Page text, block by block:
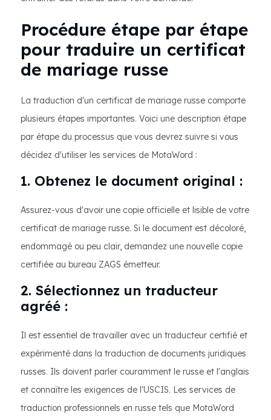
Procédure étape par étape
pour traduire un certificat
de mariage russe
La traduction d'un certificat de mariage russe comporte
plusieurs étapes importantes. Voici une description étape
par étape du processus que vous devrez suivre si vous
décidez d'utiliser les services de MotaWord :
1. Obtenez le document original :
Assurez-vous d'avoir une copie officielle et lisible de votre
certificat de mariage russe. Si le document est décoloré,
endommagé ou peu clair, demandez une nouvelle copie
certifiée au bureau ZAGS émetteur.
2. Sélectionnez un traducteur
agréé :
Il est essentiel de travailler avec un traducteur certifié et
expérimenté dans la traduction de documents juridiques
russes. Ils doivent parler couramment le russe et l'anglais
et connaître les exigences de l'USCIS. Les services de
traduction professionnels en russe tels que MotaWord